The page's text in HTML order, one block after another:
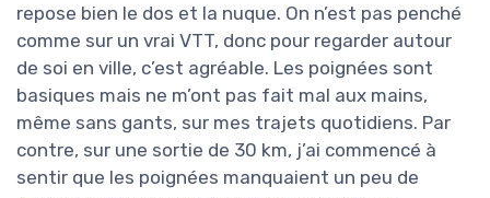
repose bien le dos et la nuque. On n’est pas penché
comme sur un vrai VTT, donc pour regarder autour
de soi en ville, c’est agréable. Les poignées sont
basiques mais ne m’ont pas fait mal aux mains,
même sans gants, sur mes trajets quotidiens. Par
contre, sur une sortie de 30 km, j’ai commencé à
sentir que les poignées manquaient un peu de